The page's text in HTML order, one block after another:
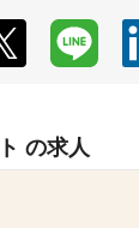
の求人